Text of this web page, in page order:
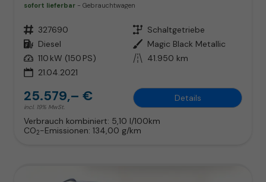
sofort lieferbar Gebrauchtwagen
Fahrzeugnr. 327690 Getriebe Schaltgetriebe
Kraftstoff Diesel Außenfarbe Magic Black Metallic
Leistung 110 kW (150 PS) Kilometerstand 41.950 km
21.04.2021
25.579,– €
incl. 19% MwSt.
Details
Verbrauch kombiniert: 5,10 l/100km
CO2-Emissionen: 134,00 g/km